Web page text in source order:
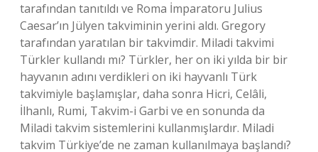
tarafından tanıtıldı ve Roma İmparatoru Julius
Caesar’ın Jülyen takviminin yerini aldı. Gregory
tarafından yaratılan bir takvimdir. Miladi takvimi
Türkler kullandı mı? Türkler, her on iki yılda bir bir
hayvanın adını verdikleri on iki hayvanlı Türk
takvimiyle başlamışlar, daha sonra Hicri, Celâli,
İlhanlı, Rumi, Takvim-i Garbi ve en sonunda da
Miladi takvim sistemlerini kullanmışlardır. Miladi
takvim Türkiye’de ne zaman kullanılmaya başlandı?